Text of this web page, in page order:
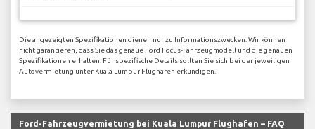
Die angezeigten Spezifikationen dienen nur zu Informationszwecken. Wir können
nicht garantieren, dass Sie das genaue Ford Focus-Fahrzeugmodell und die genauen
Spezifikationen erhalten. Für spezifische Details sollten Sie sich bei der jeweiligen
Autovermietung unter Kuala Lumpur Flughafen erkundigen.
Ford-Fahrzeugvermietung bei Kuala Lumpur Flughafen – FAQ